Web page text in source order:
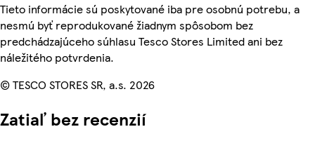
Tieto informácie sú poskytované iba pre osobnú potrebu, a
nesmú byť reprodukované žiadnym spôsobom bez
predchádzajúceho súhlasu Tesco Stores Limited ani bez
náležitého potvrdenia.
© TESCO STORES SR, a.s. 2026
Zatiaľ bez recenzií